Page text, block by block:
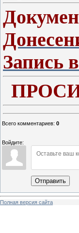
Запись
Всего комментариев: 0
Войдите:
Отправить
Полная версия сайта